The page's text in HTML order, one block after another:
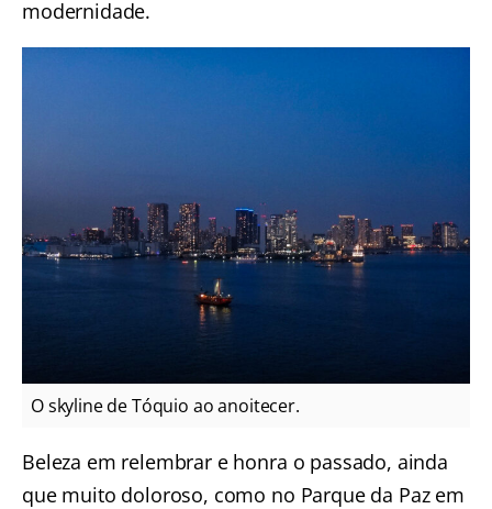
modernidade.
O skyline de Tóquio ao anoitecer.
Beleza em relembrar e honra o passado, ainda
que muito doloroso, como no Parque da Paz em